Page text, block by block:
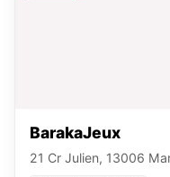
BarakaJeux
21 Cr Julien, 13006